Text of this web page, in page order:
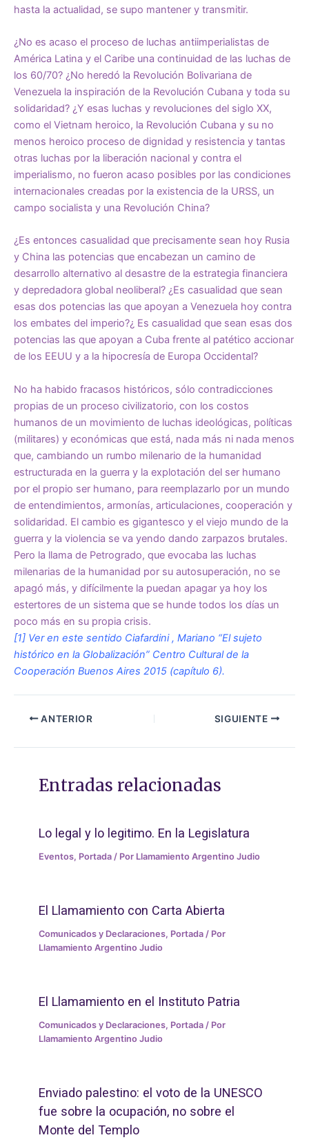
hasta la actualidad, se supo mantener y transmitir.
¿No es acaso el proceso de luchas antiimperialistas de
América Latina y el Caribe una continuidad de las luchas de
los 60/70? ¿No heredó la Revolución Bolivariana de
Venezuela la inspiración de la Revolución Cubana y toda su
solidaridad? ¿Y esas luchas y revoluciones del siglo XX,
como el Vietnam heroico, la Revolución Cubana y su no
menos heroico proceso de dignidad y resistencia y tantas
otras luchas por la liberación nacional y contra el
imperialismo, no fueron acaso posibles por las condiciones
internacionales creadas por la existencia de la URSS, un
campo socialista y una Revolución China?
¿Es entonces casualidad que precisamente sean hoy Rusia
y China las potencias que encabezan un camino de
desarrollo alternativo al desastre de la estrategia financiera
y depredadora global neoliberal? ¿Es casualidad que sean
esas dos potencias las que apoyan a Venezuela hoy contra
los embates del imperio?¿ Es casualidad que sean esas dos
potencias las que apoyan a Cuba frente al patético accionar
de los EEUU y a la hipocresía de Europa Occidental?
No ha habido fracasos históricos, sólo contradicciones
propias de un proceso civilizatorio, con los costos
humanos de un movimiento de luchas ideológicas, políticas
(militares) y económicas que está, nada más ni nada menos
que, cambiando un rumbo milenario de la humanidad
estructurada en la guerra y la explotación del ser humano
por el propio ser humano, para reemplazarlo por un mundo
de entendimientos, armonías, articulaciones, cooperación y
solidaridad. El cambio es gigantesco y el viejo mundo de la
guerra y la violencia se va yendo dando zarpazos brutales.
Pero la llama de Petrogrado, que evocaba las luchas
milenarias de la humanidad por su autosuperación, no se
apagó más, y difícilmente la puedan apagar ya hoy los
estertores de un sistema que se hunde todos los días un
poco más en su propia crisis.
[1] Ver en este sentido Ciafardini , Mariano “El sujeto
histórico en la Globalización” Centro Cultural de la
Cooperación Buenos Aires 2015 (capítulo 6).
ANTERIOR SIGUIENTE
Entradas relacionadas
Lo legal y lo legitimo. En la Legislatura
Eventos, Portada / Por Llamamiento Argentino Judio
El Llamamiento con Carta Abierta
Comunicados y Declaraciones, Portada / Por
Llamamiento Argentino Judio
El Llamamiento en el Instituto Patria
Comunicados y Declaraciones, Portada / Por
Llamamiento Argentino Judio
Enviado palestino: el voto de la UNESCO
fue sobre la ocupación, no sobre el
Monte del Templo